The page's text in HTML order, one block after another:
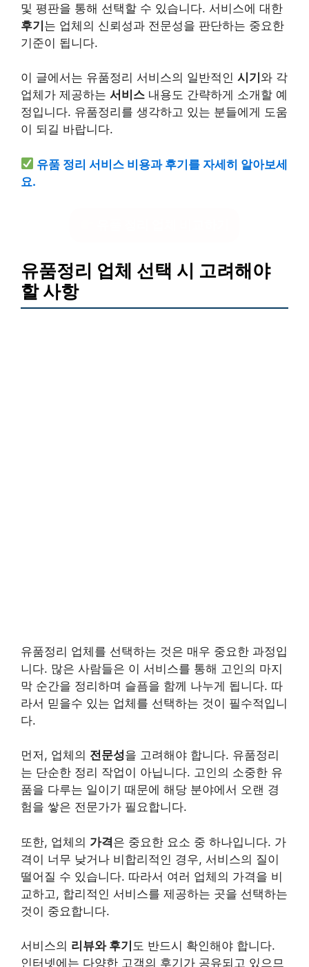
및 평판을 통해 선택할 수 있습니다. 서비스에 대한
후기는 업체의 신뢰성과 전문성을 판단하는 중요한
기준이 됩니다.
이 글에서는 유품정리 서비스의 일반적인 시기 와 각
업체가 제공하는 서비스 내용도 간략하게 소개할 예
정입니다. 유품정리를 생각하고 있는 분들에게 도움
이 되길 바랍니다.
유품 정리 서비스 비용과 후기를 자세히 알아보세
요.
유품정리 업체 선택 시 고려해야
할 사항
유품정리 업체를 선택하는 것은 매우 중요한 과정입
니다. 많은 사람들은 이 서비스를 통해 고인의 마지
막 순간을 정리하며 슬픔을 함께 나누게 됩니다. 따
라서 믿을수 있는 업체를 선택하는 것이 필수적입니
다.
먼저, 업체의 전문성을 고려해야 합니다. 유품정리
는 단순한 정리 작업이 아닙니다. 고인의 소중한 유
품을 다루는 일이기 때문에 해당 분야에서 오랜 경
험을 쌓은 전문가가 필요합니다.
또한, 업체의 가격은 중요한 요소 중 하나입니다. 가
격이 너무 낮거나 비합리적인 경우, 서비스의 질이
떨어질 수 있습니다. 따라서 여러 업체의 가격을 비
교하고, 합리적인 서비스를 제공하는 곳을 선택하는
것이 중요합니다.
서비스의 리뷰와 후기 도 반드시 확인해야 합니다.
인터넷에는 다양한 고객의 후기가 공유되고 있으므